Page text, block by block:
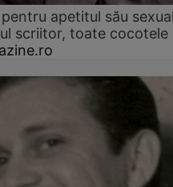
apetitul său
scriitor, toate cocotele